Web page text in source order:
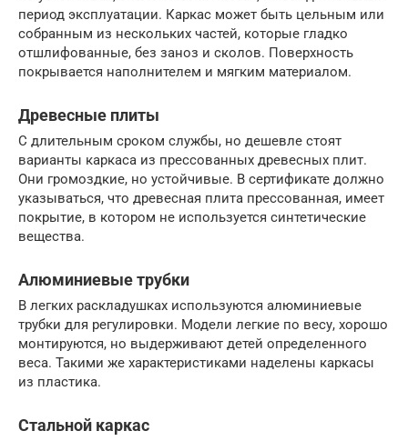
период эксплуатации. Каркас может быть цельным или
собранным из нескольких частей, которые гладко
отшлифованные, без заноз и сколов. Поверхность
покрывается наполнителем и мягким материалом.
Древесные плиты
С длительным сроком службы, но дешевле стоят
варианты каркаса из прессованных древесных плит.
Они громоздкие, но устойчивые. В сертификате должно
указываться, что древесная плита прессованная, имеет
покрытие, в котором не используется синтетические
вещества.
Алюминиевые трубки
В легких раскладушках используются алюминиевые
трубки для регулировки. Модели легкие по весу, хорошо
монтируются, но выдерживают детей определенного
веса. Такими же характеристиками наделены каркасы
из пластика.
Стальной каркас